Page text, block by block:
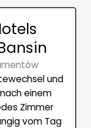
und
einem
Zimmer
vom Tag